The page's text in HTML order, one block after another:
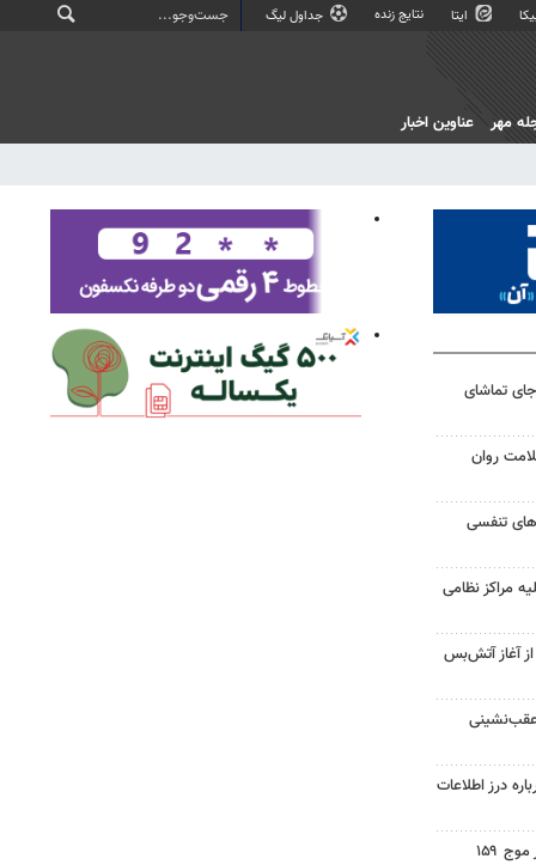
ایتا نتایج زنده جداول لیگ
مهر عناوین اخبار
تماشای
روان
تنفسی
مراکز نظامی
غزه از آغاز آتش‌بس
عقب‌نشینی
درز اطلاعات
اجتماع مردم ولایتمدار گناباد در موج ۱۵۹